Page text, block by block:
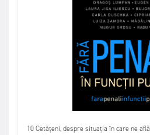
10 Cetățeni, despre situația în care ne